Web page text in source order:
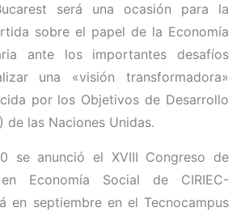
será una ocasión para la
sobre el papel de la Economía
ante los importantes desafíos
una «visión transformadora»
por los Objetivos de Desarrollo
de las Naciones Unidas.
se anunció el XVIII Congreso de
en Economía Social de CIRIEC-
en septiembre en el Tecnocampus